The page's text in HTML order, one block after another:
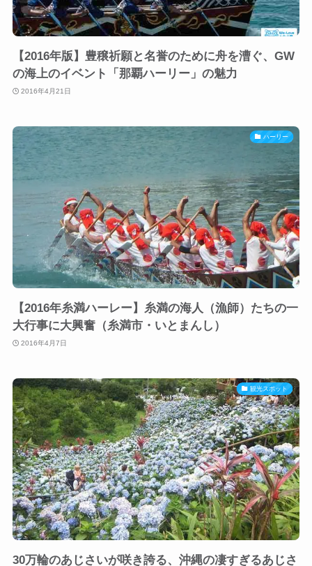
【2016年版】豊穣祈願と名誉のために舟を漕ぐ、GW
の海上のイベント「那覇ハーリー」の魅力
2016年4月21日
ハーリー
【2016年糸満ハーレー】糸満の海人（漁師）たちの一
大行事に大興奮（糸満市・いとまんし）
2016年4月7日
観光スポット
30万輪のあじさいが咲き誇る、沖縄の凄すぎるあじさ